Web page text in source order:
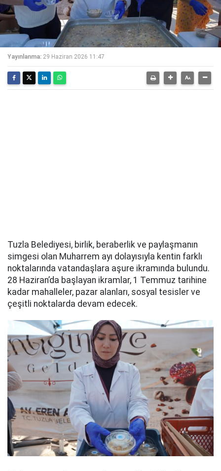
Yayınlanma: 29 Haziran 2026 11:47
Tuzla Belediyesi, birlik, beraberlik ve paylaşmanın
simgesi olan Muharrem ayı dolayısıyla kentin farklı
noktalarında vatandaşlara aşure ikramında bulundu.
28 Haziran’da başlayan ikramlar, 1 Temmuz tarihine
kadar mahalleler, pazar alanları, sosyal tesisler ve
çeşitli noktalarda devam edecek.